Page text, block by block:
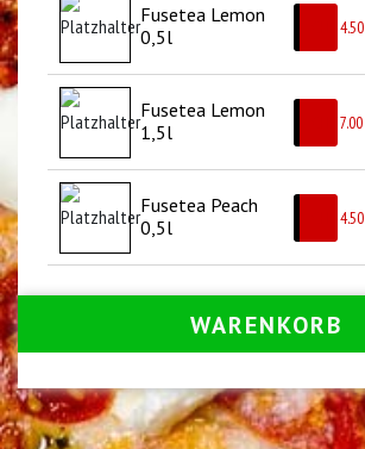
Fusetea Lemon
0,5l
4.50
Fusetea Lemon
1,5l
7.00
Fusetea Peach
0,5l
4.50
WARENKORB